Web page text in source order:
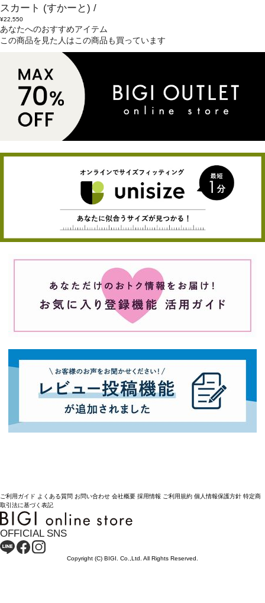
スカート (すかーと) /
¥22,550
あなたへのおすすめアイテム
この商品を見た人はこの商品も買っています
ご利用ガイド よくある質問 お問い合わせ 会社概要 採用情報 ご利用規約 個人情報保護方針 特定商
取引法に基づく表記
OFFICIAL SNS
Copyright (C) BIGI. Co.,Ltd. All Rights Reserved.